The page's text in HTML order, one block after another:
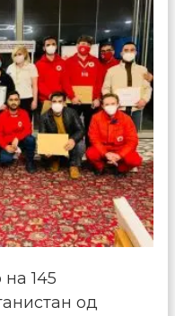
145
од